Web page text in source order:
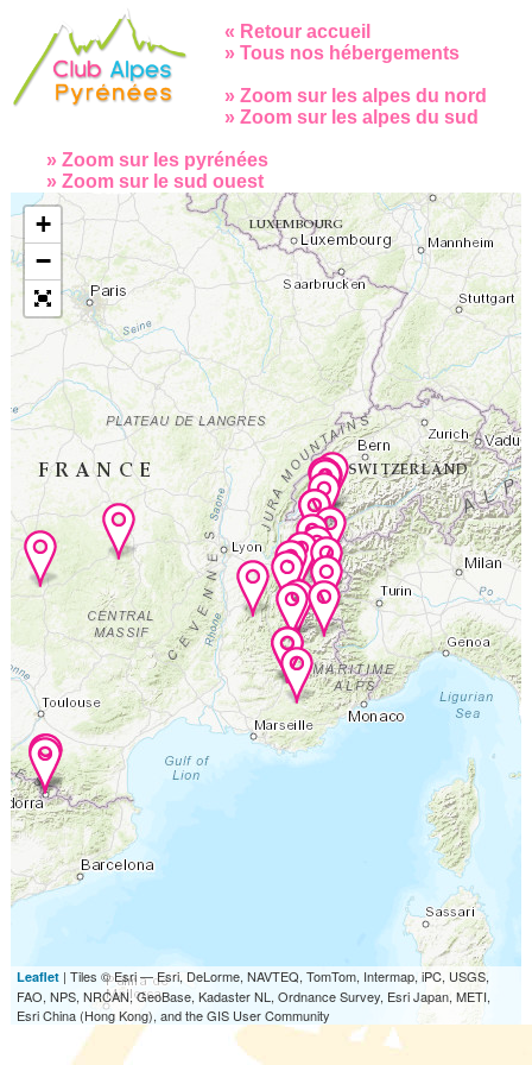
« Retour accueil
» Tous nos hébergements
» Zoom sur les alpes du nord
» Zoom sur les alpes du sud
» Zoom sur les pyrénées
» Zoom sur le sud ouest
Veuillez patienter pendant le chargement de la carte...
+
−
Leaflet| Tiles © Esri — Esri, DeLorme, NAVTEQ, TomTom, Intermap, iPC, USGS,
FAO, NPS, NRCAN, GeoBase, Kadaster NL, Ordnance Survey, Esri Japan, METI,
Esri China (Hong Kong), and the GIS User Community